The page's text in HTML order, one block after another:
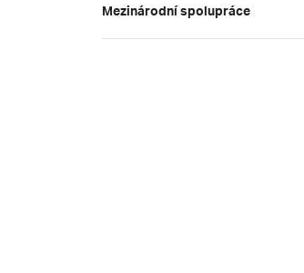
Mezinárodní spolupráce